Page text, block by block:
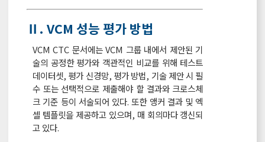
Ⅱ. VCM 성능 평가 방법
VCM CTC 문서에는 VCM 그룹 내에서 제안된 기
술의 공정한 평가와 객관적인 비교를 위해 테스트
데이터셋, 평가 신경망, 평가 방법, 기술 제안 시 필
수 또는 선택적으로 제출해야 할 결과와 크로스체
크 기준 등이 서술되어 있다. 또한 앵커 결과 및 엑
셀 템플릿을 제공하고 있으며, 매 회의마다 갱신되
고 있다.